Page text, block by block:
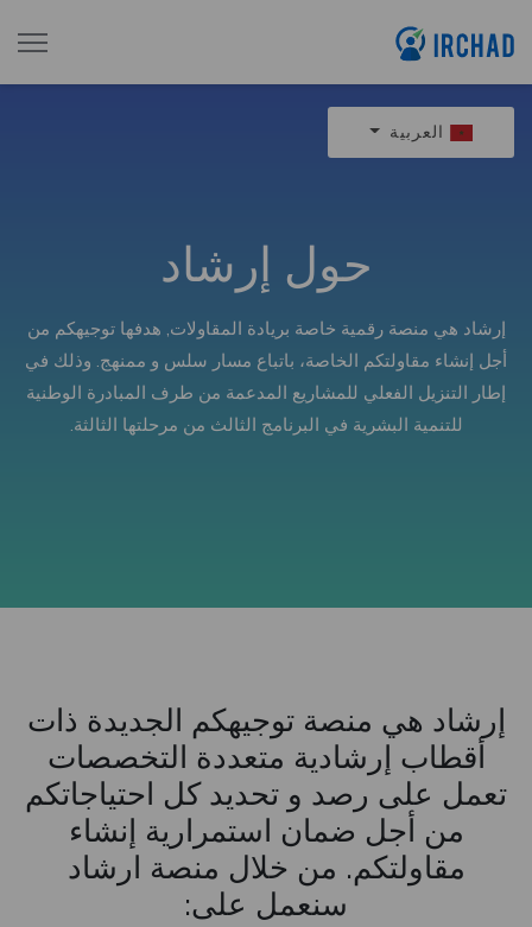
العربية
حول إرشاد
إرشاد هي منصة رقمية خاصة بريادة المقاولات, هدفها توجيهكم من
أجل إنشاء مقاولتكم الخاصة، باتباع مسار سلس و ممنهج. وذلك في
إطار التنزيل الفعلي للمشاريع المدعمة من طرف المبادرة الوطنية
للتنمية البشرية في البرنامج الثالث من مرحلتها الثالثة.
إرشاد هي منصة توجيهكم الجديدة ذات
أقطاب إرشادية متعددة التخصصات
تعمل على رصد و تحديد كل احتياجاتكم
من أجل ضمان استمرارية إنشاء
مقاولتكم. من خلال منصة ارشاد
سنعمل على: